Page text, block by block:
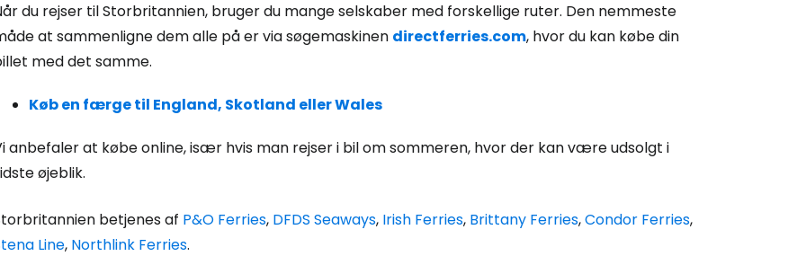
du rejser til Storbritannien, bruger du mange selskaber med forskellige ruter. Den nemmeste
at sammenligne dem alle på er via søgemaskinen directferries.com, hvor du kan købe din
med det samme.
Køb en færge til England, Skotland eller Wales
anbefaler at købe online, især hvis man rejser i bil om sommeren, hvor der kan være udsolgt i
øjeblik.
betjenes af P&O Ferries, DFDS Seaways, Irish Ferries, Brittany Ferries,Condor Ferries,
Line, Northlink Ferries.